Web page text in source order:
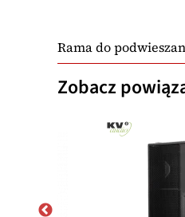
Rama do
Zobacz